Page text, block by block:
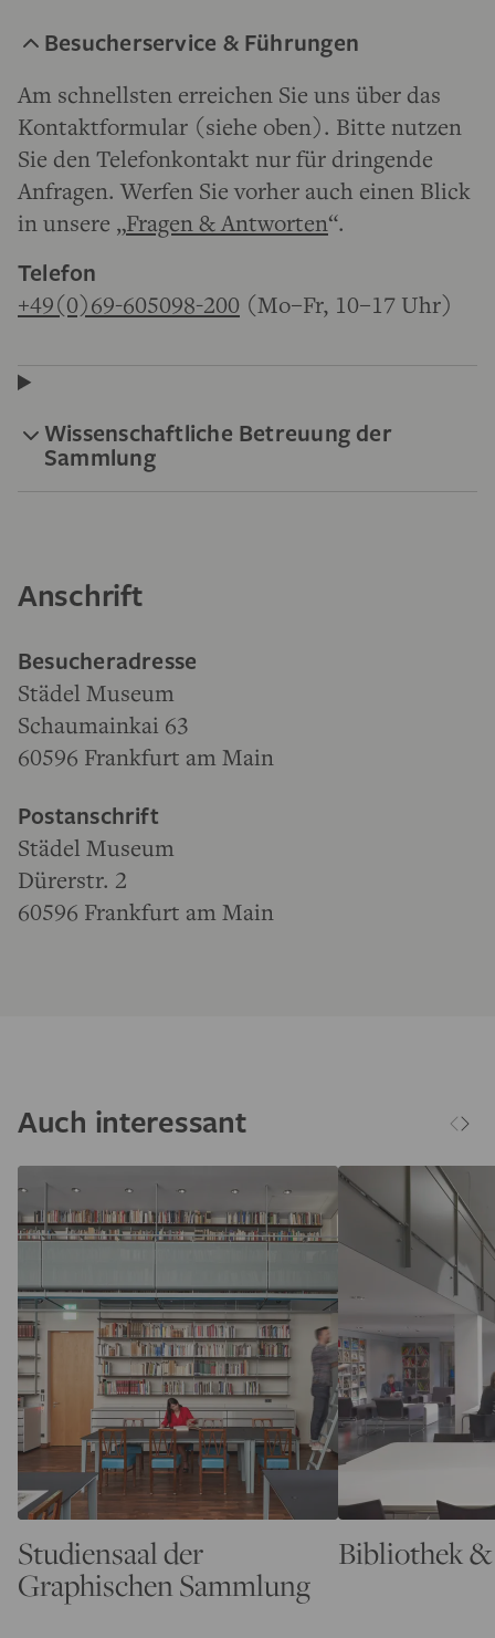
Besucherservice & Führungen
Am schnellsten erreichen Sie uns über das
Kontaktformular (siehe oben). Bitte nutzen
Sie den Telefonkontakt nur für dringende
Anfragen. Werfen Sie vorher auch einen Blick
in unsere „Fragen & Antworten“.
Telefon
+49(0)69-605098-200 (Mo–Fr, 10–17 Uhr)
Wissenschaftliche Betreuung der
Sammlung
Anschrift
Besucheradresse
Städel Museum
Schaumainkai 63
60596 Frankfurt am Main
Postanschrift
Städel Museum
Dürerstr. 2
60596 Frankfurt am Main
Auch interessant
Studiensaal der
Graphischen Sammlung
Bibliothek